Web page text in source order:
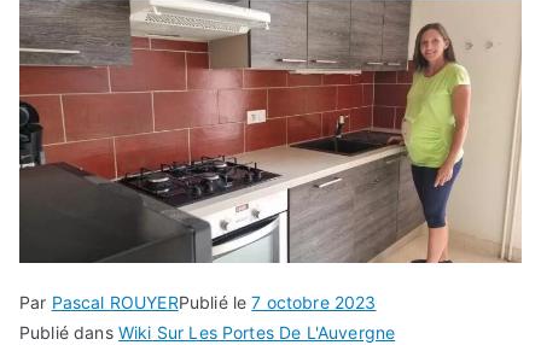
Par Pascal ROUYERPublié le7 octobre 2023
Publié dans Wiki Sur Les Portes De L'Auvergne